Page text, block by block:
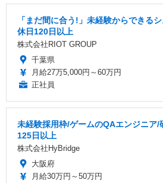
「まだ間に合う!」未経験からできる
休日120日以上
株式会社RIOT GROUP
千葉県
月給27万5,000円～60万円
正社員
未経験採用枠/ゲームのQAエンジニア/
125日以上
株式会社HyBridge
大阪府
月給30万円～50万円